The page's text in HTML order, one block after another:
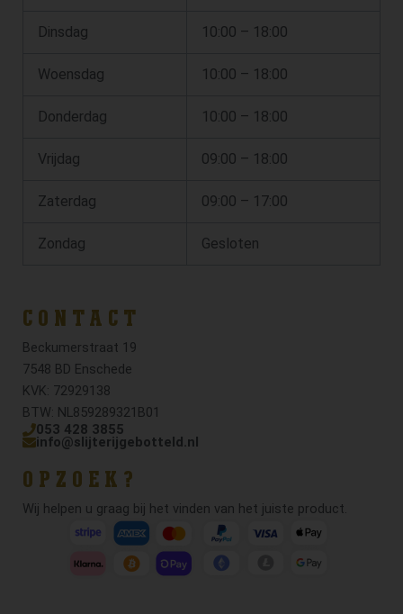
Dinsdag 10:00 – 18:00
Woensdag 10:00 – 18:00
Donderdag 10:00 – 18:00
Vrijdag 09:00 – 18:00
Zaterdag 09:00 – 17:00
Zondag Gesloten
CONTACT
Beckumerstraat 19
7548 BD Enschede
KVK: 72929138
BTW: NL859289321B01
053 428 3855
info@slijterijgebotteld.nl
OPZOEK?
Wij helpen u graag bij het vinden van het juiste product.